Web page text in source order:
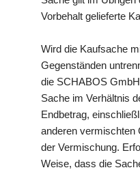
Vorbehalt gelieferte
Wird die Kaufsache
Gegenständen
die SCHABOS
Sache im Verhältnis
Endbetrag,
anderen vermischten
der Vermischung.
Weise, dass die